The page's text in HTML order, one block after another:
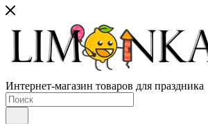
Интернет-магазин товаров для праздника